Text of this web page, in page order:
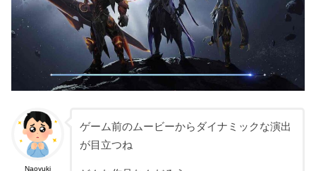
Naoyuki
ゲーム前のムービーからダイナミックな演出
が目立つね